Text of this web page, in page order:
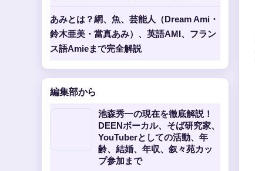
あみとは？網、魚、芸能人（Dream Ami・
鈴木亜美・當真あみ）、英語AMI、フラン
ス語Amieまで完全解説
編集部から
池森秀一の現在を徹底解説！
DEENボーカル、そば研究家、
YouTuberとしての活動、年
齢、結婚、年収、叙々苑カッ
プ参加まで